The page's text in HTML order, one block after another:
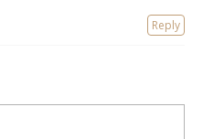
Reply